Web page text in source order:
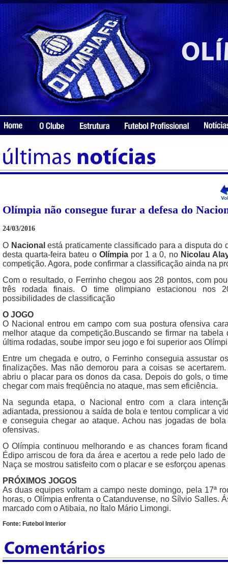
Olímpia não consegue furar a defesa do
24/03/2016
O Nacionalestá praticamente classificado para a disputa do
desta quarta-feira bateu o Olímpia por 1 a 0, no Nicolau
competição. Agora, pode confirmar a classificação ainda na
Com o resultado, o Ferrinho chegou aos 28 pontos, com
três rodada finais. O time olimpiano estacionou nos
possibilidades de classificação
O JOGO
O Nacional entrou em campo com sua postura ofensiva
melhor ataque da competição.Buscando se firmar na
última rodadas, soube impor seu jogo e foi superior aos
Entre um chegada e outro, o Ferrinho conseguia assustar
finalizações. Mas não demorou para a coisas se
abriu o placar para os donos da casa. Depois do gols, o
chegar com mais freqüência no ataque, mas sem eficiência.
Na segunda etapa, o Nacional entro com a clara
adiantada, pressionou a saída de bola e tentou complicar a
e conseguia chegar ao ataque. Achou nas jogadas de
ofensivas.
O Olímpia continuou melhorando e as chances foram
Édipo arriscou de fora da área e acertou a rede pelo lado
Naça se mostrou satisfeito com o placar e se esforçou
PRÓXIMOS JOGOS
As duas equipes voltam a campo neste domingo, pela 17ª
horas, o Olímpia enfrenta o Catanduvense, no Sílvio Salles.
marcado com o Atibaia, no Ítalo Mário Limongi.
Fonte: Futebol Interior